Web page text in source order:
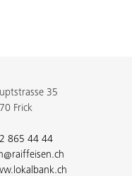
35
Frick
865 44 44